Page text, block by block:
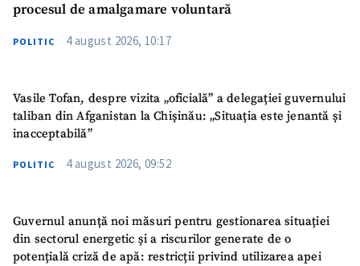
procesul de amalgamare voluntară
POLITIC 4 august 2026, 10:17
Vasile Tofan, despre vizita „oficială” a delegației guvernului
taliban din Afganistan la Chișinău: „Situația este jenantă și
inacceptabilă”
POLITIC 4 august 2026, 09:52
Guvernul anunță noi măsuri pentru gestionarea situației
din sectorul energetic și a riscurilor generate de o
potențială criză de apă: restricții privind utilizarea apei